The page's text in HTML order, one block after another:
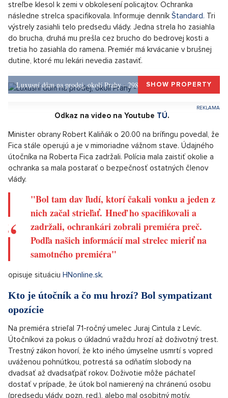
do hlavného mesta by trval príliš dlho vzhľadom na
nevyhnutnosť akútneho zákroku. Strelec postupoval až
prekvapivo efektívne a chladnokrvne. V minulosti pracoval v
SBS.
Premiéra oslovil menom a privolal ho bližšie k sebe, vytiahol
streľbe klesol k zemi v obkolesení policajtov. Ochranka
následne strelca spacifikovala. Informuje denníkŠtandard.Tri
do brucha, druhá mu prešla cez brucho do bedrovej kosti a
dutine, ktoré mu lekári nevedia zastaviť.
Luxusní dům na prodej, okolí Prahy - 298m, Okolí Prahy
SHOW PROPERTY
Minister obrany Robert Kaliňák o 20.00 na brífingu povedal, že
Fica stále operujú a je v mimoriadne vážnom stave. Údajného
útočníka na Roberta Fica zadržali. Polícia mala zaistiť okolie a
ochranka sa mala postarať o bezpečnosť ostatných členov
"Bol tam dav ľudí, ktorí čakali vonku a jeden z
zadržali, ochrankári zobrali premiéra preč.
Podľa našich informácií mal strelec mieriť na
samotného premiéra"
opisuje situáciuHNonline.sk.
Kto je útočník a čo mu hrozí? Bol sympatizant
opozície